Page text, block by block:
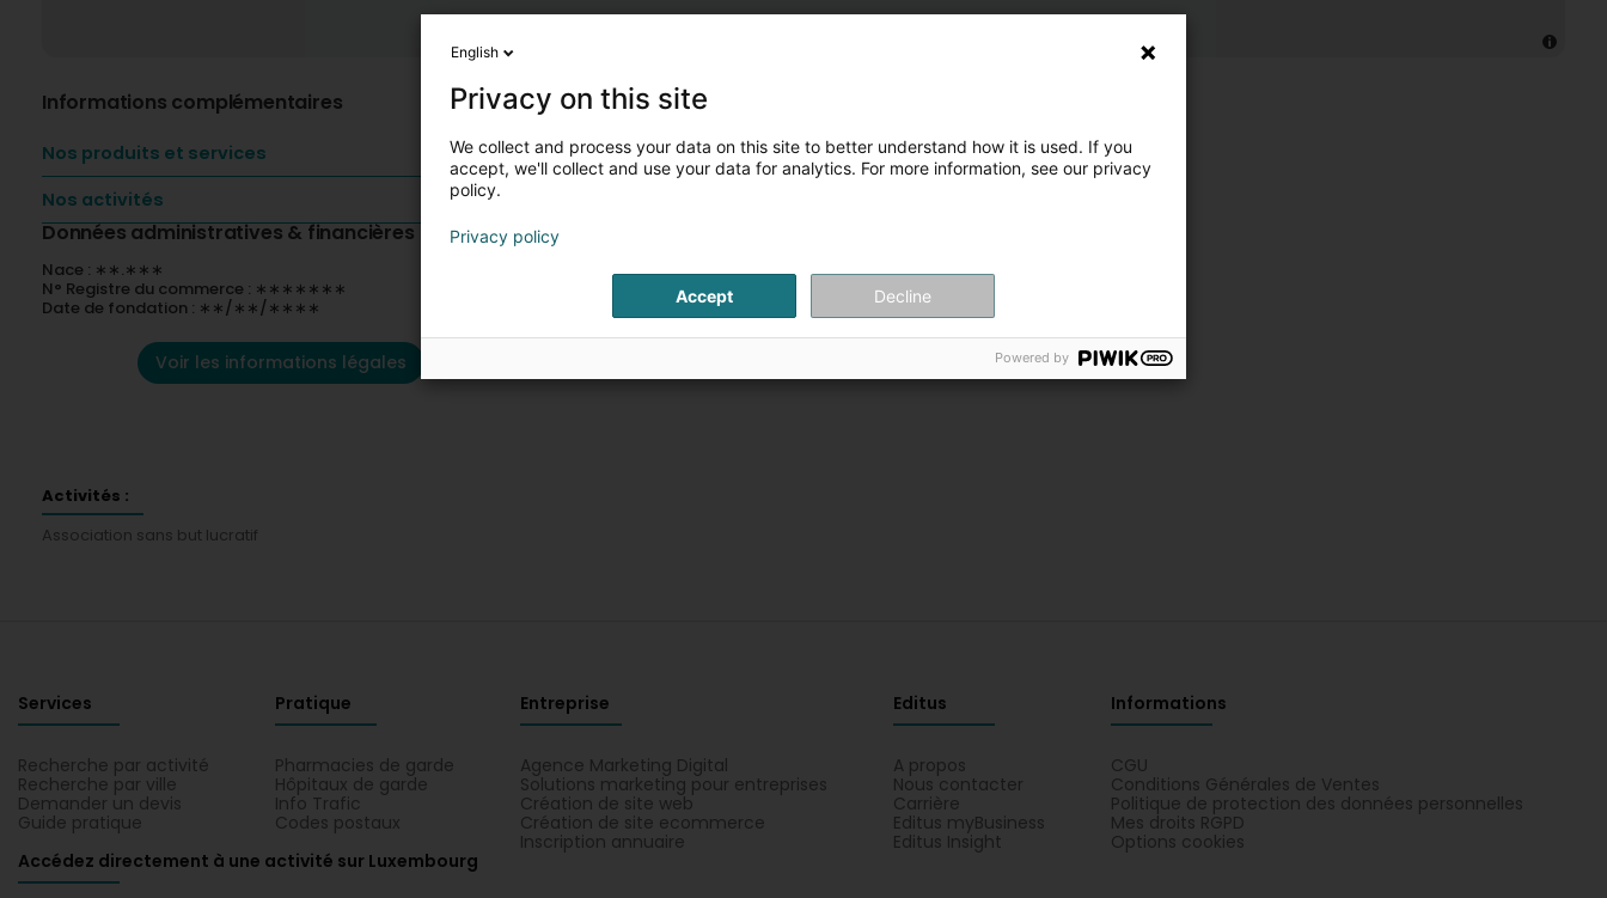
Informations complémentaires
Nos produits et services
Nos activités
Données administratives & financières
Nace : ∗∗.∗∗∗
N° Registre du commerce : ∗∗∗∗∗∗∗
Date de fondation : ∗∗/∗∗/∗∗∗∗
Voir les informations légales
Activités :
Association sans but lucratif
Services
Recherche par activité
Recherche par ville
Demander un devis
Guide pratique
Pratique
Pharmacies de garde
Hôpitaux de garde
Info Trafic
Codes postaux
Entreprise
Agence Marketing Digital
Solutions marketing pour entreprises
Création de site web
Création de site ecommerce
Inscription annuaire
Editus
A propos
Nous contacter
Carrière
Editus myBusiness
Editus Insight
Informations
CGU
Conditions Générales de Ventes
Politique de protection des données personnelles
Mes droits RGPD
Options cookies
Accédez directement à une activité sur Luxembourg
English
Privacy on this site
We collect and process your data on this site to better understand how it is used. If you
accept, we'll collect and use your data for analytics. For more information, see our privacy
policy.
Privacy policy
Accept Decline
Powered by